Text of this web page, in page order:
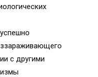
с другими